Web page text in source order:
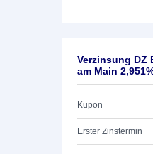
Verzinsung DZ
am Main
Kupon
Erster Zinstermin